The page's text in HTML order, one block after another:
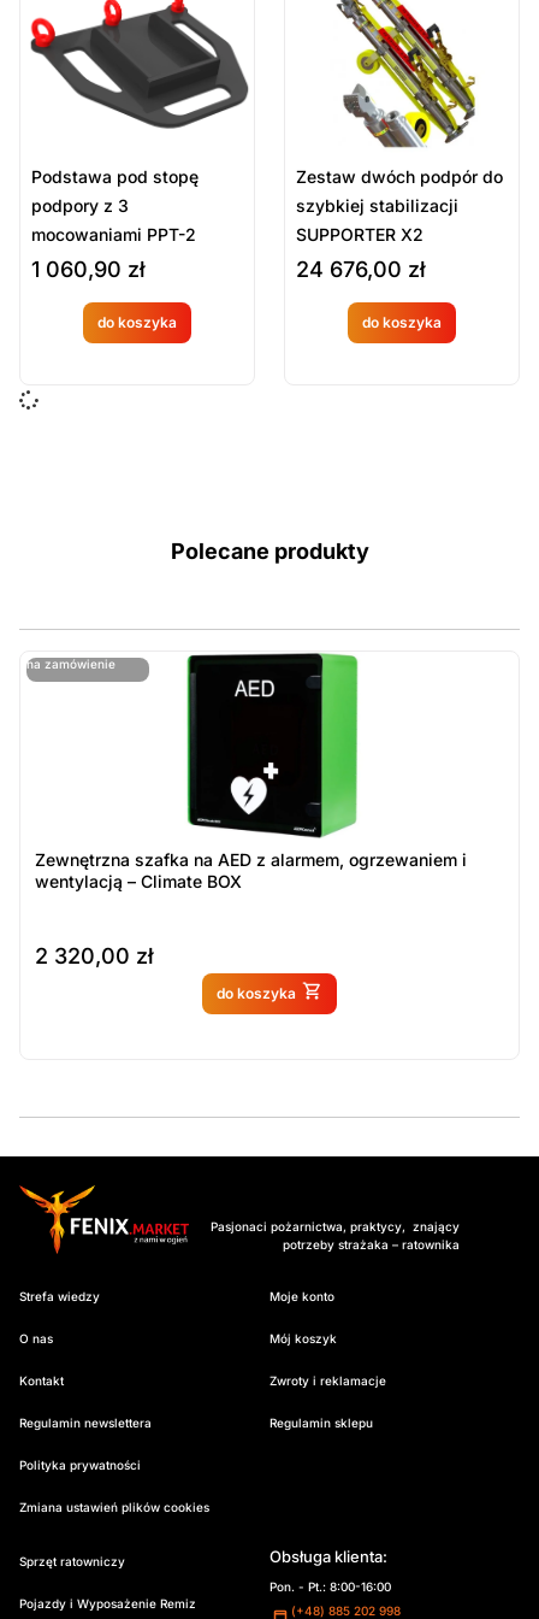
Cena
Kategorie Produktów
Sprzęt ratowniczy
Systemy stabilizacji
Wyposażenie techniczne i sprzęt strażacki
Podstawa pod stopę
podpory z 3
mocowaniami PPT-2
1 060,90 zł
do koszyka
Produkt
dostępny
Zestaw dwóch podpór do
szybkiej stabilizacji
SUPPORTER X2
PARATECH
24 676,00 zł
do koszyka
Produkt
Polecane produkty
na zamówienie
ostatnie sztuki
Zewnętrzna szafka na AED z alarmem, ogrzewaniem i
wentylacją – Climate BOX
2 320,00 zł
do koszyka
Produkt dostępny na
Pasjonaci pożarnictwa, praktycy, znający
potrzeby strażaka – ratownika
Strefa wiedzy
O nas
Kontakt
Regulamin newslettera
Polityka prywatności
Zmiana ustawień plików cookies
Moje konto
Mój koszyk
Zwroty i reklamacje
Regulamin sklepu
Sprzęt ratowniczy
Pojazdy i Wyposażenie Remiz
Obsługa klienta:
Pon. - Pt.: 8:00-16:00
(+48) 885 202 998